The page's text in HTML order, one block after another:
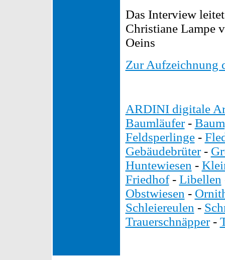
Das Interview
Christiane Lampe
Oeins
Zur Aufzeichnung
ARDINI digitale
Baumläufer-
Feldsperlinge-
Gebäudebrüter-
Huntewiesen -
Friedhof- Libellen
Obstwiesen -
Schleiereulen -
Trauerschnäpper-